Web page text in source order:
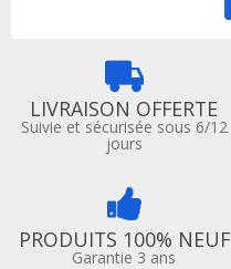
LIVRAISON OFFERTE
Suivie et sécurisée sous 6/12
jours
PRODUITS 100% NEUF
Garantie 3 ans